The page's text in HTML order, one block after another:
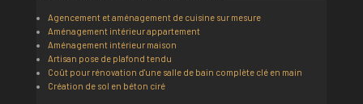
Agencement et aménagement de cuisine sur mesure
Aménagement intérieur appartement
Aménagement intérieur maison
Artisan pose de plafond tendu
Coût pour rénovation d'une salle de bain complète clé en main
Création de sol en béton ciré